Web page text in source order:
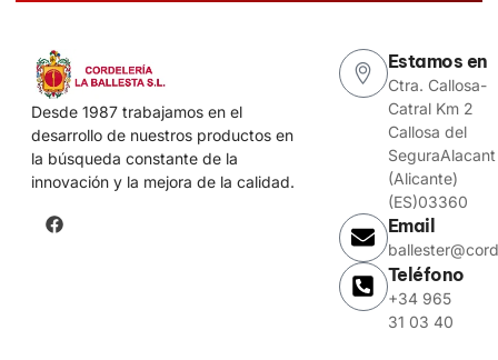
Desde 1987 trabajamos en el
desarrollo de nuestros productos en
la búsqueda constante de la
innovación y la mejora de la calidad.
Estamos en
Ctra. Callosa-
Catral Km 2
Callosa del
SeguraAlacant
(Alicante)
(ES)03360
Email
Teléfono
+34 965
31 03 40